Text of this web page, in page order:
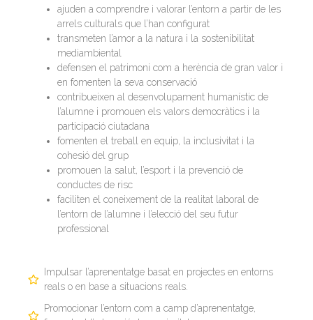
ajuden a comprendre i valorar l’entorn a partir de les
arrels culturals que l’han configurat
transmeten l’amor a la natura i la sostenibilitat
mediambiental
defensen el patrimoni com a herència de gran valor i
en fomenten la seva conservació
contribueixen al desenvolupament humanístic de
l’alumne i promouen els valors democràtics i la
participació ciutadana
fomenten el treball en equip, la inclusivitat i la
cohesió del grup
promouen la salut, l’esport i la prevenció de
conductes de risc
faciliten el coneixement de la realitat laboral de
l’entorn de l’alumne i l’elecció del seu futur
professional
Impulsar l’aprenentatge basat en projectes en entorns
reals o en base a situacions reals.
Promocionar l’entorn com a camp d’aprenentatge,